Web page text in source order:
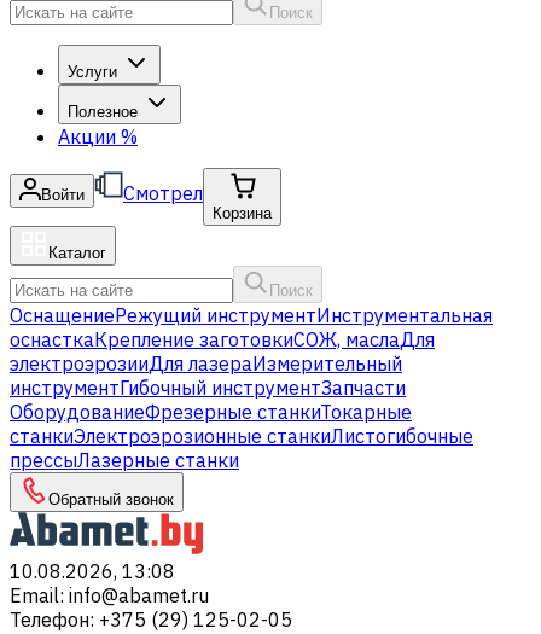
Поиск
Услуги
Полезное
Акции %
Войти Смотрел
Корзина
Каталог
Поиск
ОснащениеРежущий инструментИнструментальная
оснасткаКрепление заготовкиСОЖ, маслаДля
электроэрозииДля лазераИзмерительный
инструментГибочный инструментЗапчасти
ОборудованиеФрезерные станкиТокарные
станкиЭлектроэрозионные станкиЛистогибочные
прессыЛазерные станки
Обратный звонок
10.08.2026, 13:08
Email: info@abamet.ru
Телефон: +375 (29) 125-02-05